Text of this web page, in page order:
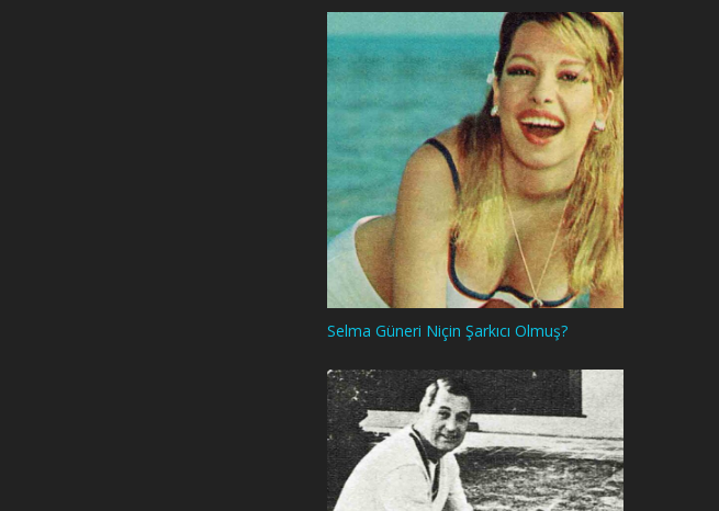
Selma Güneri Niçin Şarkıcı Olmuş?